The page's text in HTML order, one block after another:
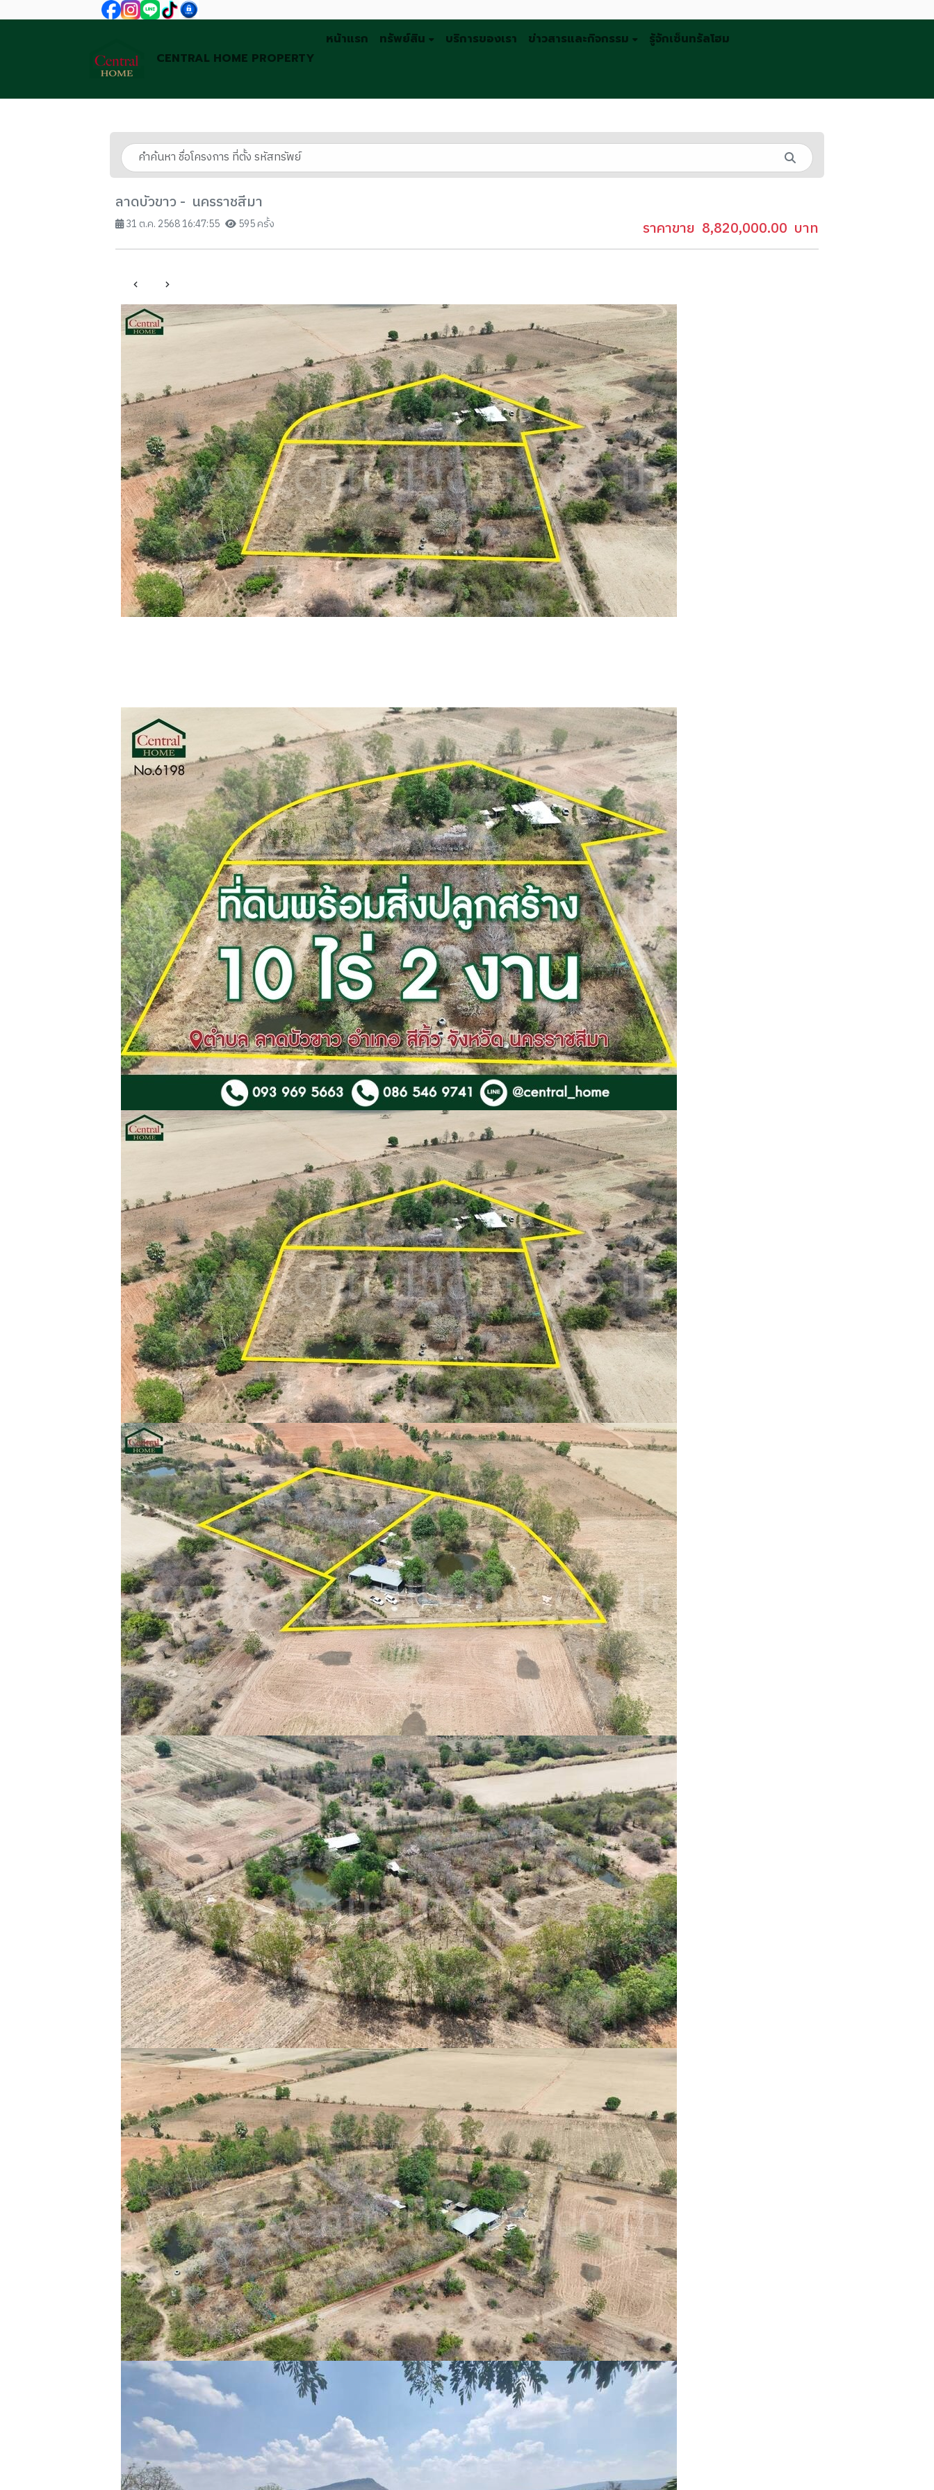
CENTRAL HOME PROPERTY
หน้าแรก ทรัพย์สิน บริการของเรา ข่าวสารและกิจกรรม รู้จักเซ็นทรัลโฮม
ลาดบัวขาว - นครราชสีมา
31 ต.ค. 2568 16:47:55 595 ครั้ง ราคาขาย 8,820,000.00 บาท